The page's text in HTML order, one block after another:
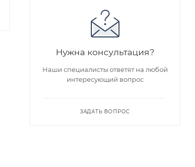
Нужна консультация?
Наши специалисты ответят на любой
интересующий вопрос
ЗАДАТЬ ВОПРОС